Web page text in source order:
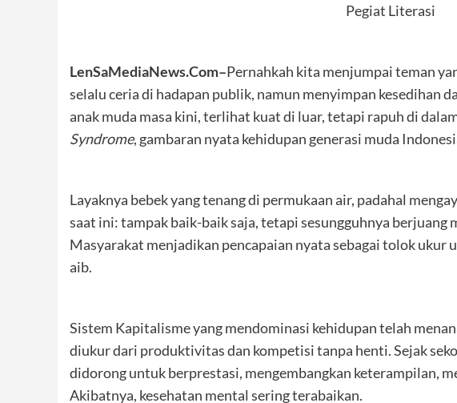
Pegiat Literasi
LenSaMediaNews.Com–Pernahkah kita menjumpai teman
selalu ceria di hadapan publik, namun menyimpan kesedihan
anak muda masa kini, terlihat kuat di luar, tetapi rapuh di
Syndrome, gambaran nyata kehidupan generasi muda
Layaknya bebek yang tenang di permukaan air, padahal
saat ini: tampak baik-baik saja, tetapi sesungguhnya berjuang
Masyarakat menjadikan pencapaian nyata sebagai tolok ukur
aib.
Sistem Kapitalisme yang mendominasi kehidupan telah
diukur dari produktivitas dan kompetisi tanpa henti. Sejak
didorong untuk berprestasi, mengembangkan keterampilan,
Akibatnya, kesehatan mental sering terabaikan.